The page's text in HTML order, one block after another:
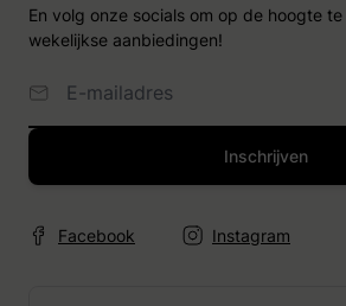
En volg onze socials om op de hoogte
wekelijkse aanbiedingen!
Inschrijven
Facebook Instagram